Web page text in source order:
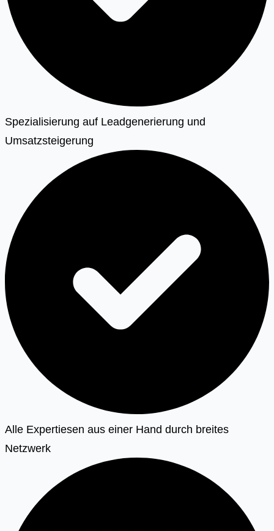
Spezialisierung auf Leadgenerierung und
Umsatzsteigerung
Alle Expertiesen aus einer Hand durch breites
Netzwerk